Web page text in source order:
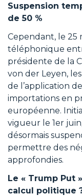
Suspension
de 50 %
Cependant, le 25
téléphonique
présidente de la
von der Leyen,
de l’application
importations en
européenne.
vigueur le 1er
désormais
permettre des
approfondies.
Le « Trump Put
calcul politique